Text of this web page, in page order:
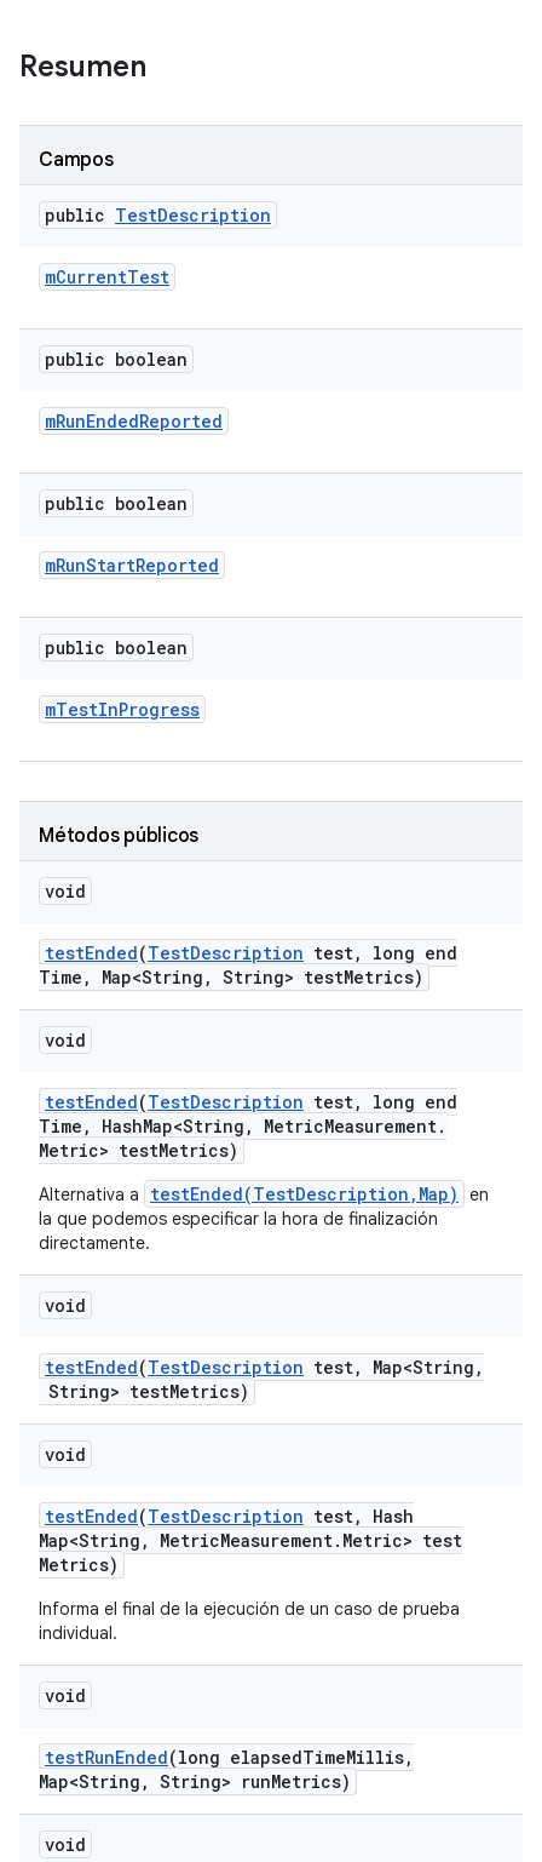
Resumen
Campos
public TestDescription
mCurrentTest
public boolean
mRunEndedReported
public boolean
mRunStartReported
public boolean
mTestInProgress
Métodos públicos
void
testEnded(TestDescription test,
long end
Time , Map<String , String> testMetrics)
void
testEnded(TestDescription test,
long end
Time , HashMap<String , MetricMeasurement.
Metric> testMetrics)
Alternativa a testEnded(TestDescription,Map)
en
la que podemos especificar la hora de finalización
directamente.
void
testEnded(TestDescription test, Map<String ,
String> testMetrics)
void
testEnded(TestDescription test,
Hash
Map<String , MetricMeasurement. Metric> test
Metrics)
Informa el final de la ejecución de un caso de prueba
individual.
void
testRunEnded(long elapsedTimeMillis,
Map<String , String> runMetrics)
void